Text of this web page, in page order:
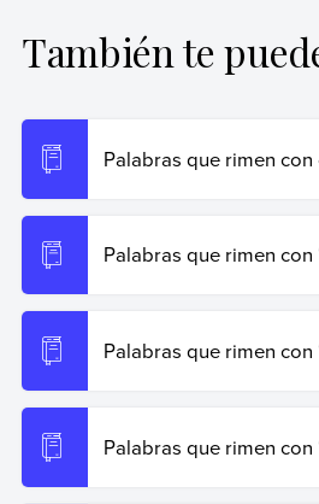
Miller, Ignacio (25 de octubre de
Recuperado el 19 de junio de 2026
https://www.ejemplos.co/palabras-
Copiar cita
También te
Palabras que rimen con
Palabras que rimen con
Palabras que rimen con
Palabras que rimen con